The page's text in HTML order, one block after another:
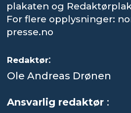
plakaten og
For flere opplysninger:
presse.no
Redaktør:
Ole Andreas Drønen
Ansvarlig redaktør :